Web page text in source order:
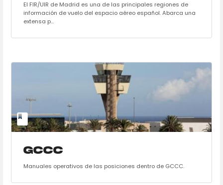
El FIR/UIR de Madrid es una de las principales regiones de
información de vuelo del espacio aéreo español. Abarca una
extensa p...
GCCC
Manuales operativos de las posiciones dentro de GCCC.